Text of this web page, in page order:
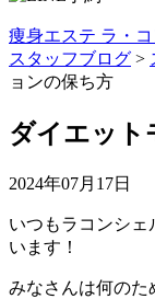
痩身エステ ラ・
スタッフブログ >
ョンの保ち方
ダイエット
2024年07月17日
いつもラコンシ
います！
みなさんは何のた